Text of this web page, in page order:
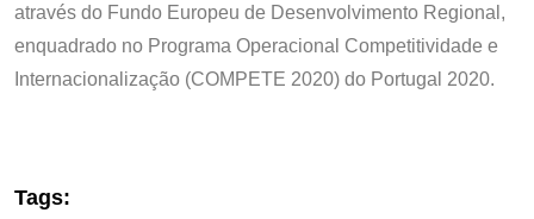
através do Fundo Europeu de Desenvolvimento Regional,
enquadrado no Programa Operacional Competitividade e
Internacionalização (COMPETE 2020) do Portugal 2020.
Tags: